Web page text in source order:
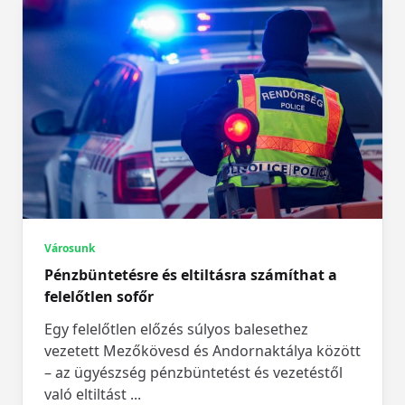
Városunk
Pénzbüntetésre és eltiltásra számíthat a
felelőtlen sofőr
Egy felelőtlen előzés súlyos balesethez
vezetett Mezőkövesd és Andornaktálya között
– az ügyészség pénzbüntetést és vezetéstől
való eltiltást ...